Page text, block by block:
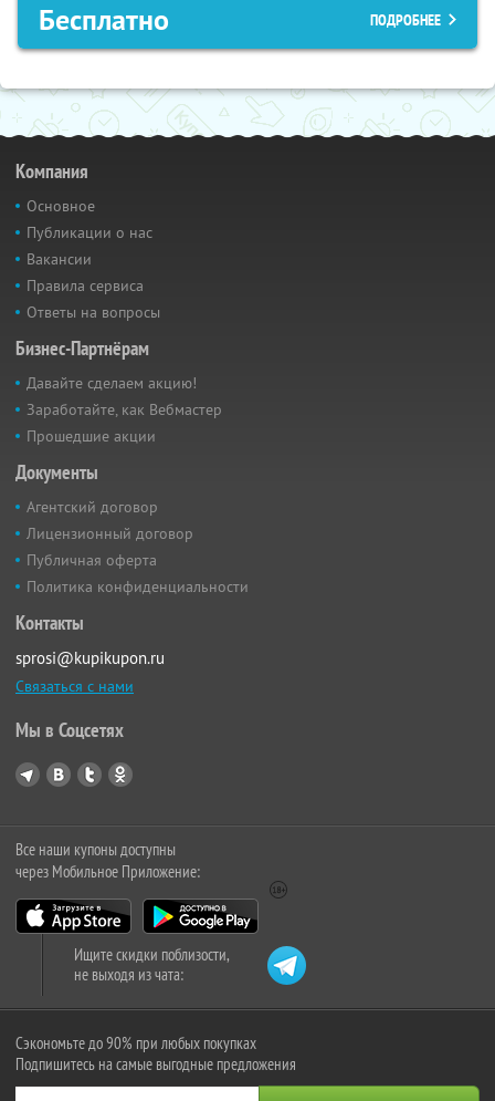
Бесплатно ПОДРОБНЕЕ
Компания
Основное
Публикации о нас
Вакансии
Правила сервиса
Ответы на вопросы
Бизнес-Партнёрам
Давайте сделаем акцию!
Заработайте, как Вебмастер
Прошедшие акции
Документы
Агентский договор
Лицензионный договор
Публичная оферта
Политика конфиденциальности
Контакты
sprosi@kupikupon.ru
Связаться с нами
Мы в Соцсетях
Все наши купоны доступны
через Мобильное Приложение:
Ищите скидки поблизости,
не выходя из чата:
Сэкономьте до 90% при любых покупках
Подпишитесь на самые выгодные предложения